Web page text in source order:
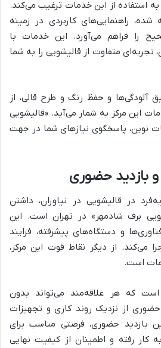
استفاده از این خدمات ترغیب می‌کند.
راهنمایی‌های کاربردی در زمینه
را فراهم می‌آورد. این خدمات با
تجربه‌ای متفاوت از قالیشویی را به شما
و حفظ رنگ و طرح قالی، از
این مرکز به شمار می‌آید. «قالیشویی
نوین، پاسخگوی نیازهای شما در جهت
بازدید حضوری
در قالیشویی در نیاوران، داشتن
برف شادمهر» در تهران است. این
و دستگاه‌های پیشرفته، فرایند
می‌کند. از دیگر نقاط قوت این مرکز،
است.
است که هر علاقه‌مند می‌تواند بدون
از نزدیک روند کاری و تجهیزات
بازدید حضوری، فرصتی مناسب برای
کار رفته و اطمینان از کیفیت نهایی